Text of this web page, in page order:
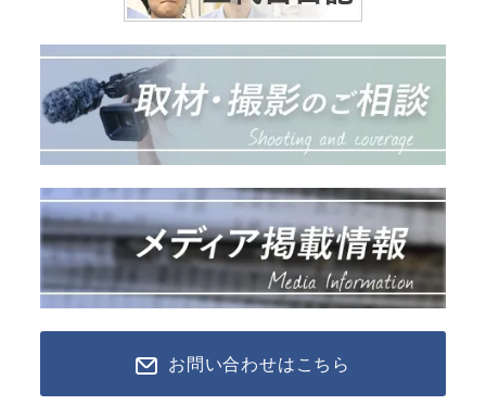
お問い合わせはこちら